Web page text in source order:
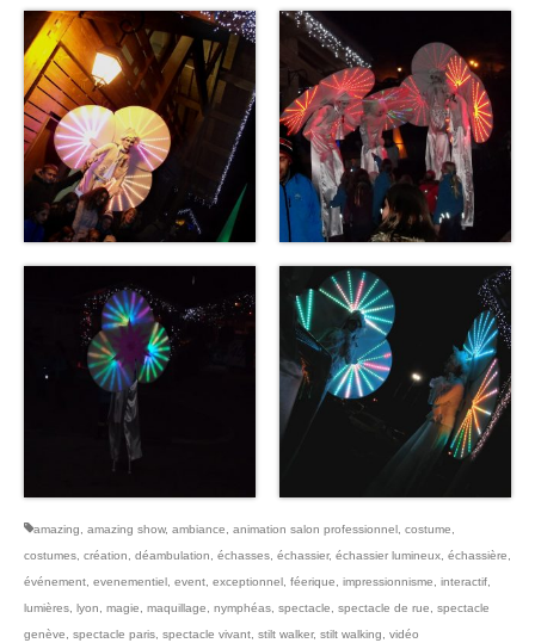
amazing, amazing show, ambiance, animation salon professionnel , costume,
costumes, création, déambulation, échasses, échassier, échassier lumineux, échassière,
événement, evenementiel , event, exceptionnel , féerique, impressionnisme, interactif,
lumières, lyon, magie, maquillage, nymphéas, spectacle, spectacle de rue, spectacle
genève, spectacle paris, spectacle vivant, stilt walker, stilt walking, vidéo